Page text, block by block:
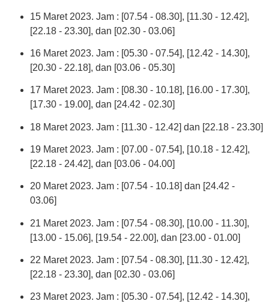
15 Maret 2023. Jam : [07.54 - 08.30], [11.30 - 12.42],
[22.18 - 23.30], dan [02.30 - 03.06]
16 Maret 2023. Jam : [05.30 - 07.54], [12.42 - 14.30],
[20.30 - 22.18], dan [03.06 - 05.30]
17 Maret 2023. Jam : [08.30 - 10.18], [16.00 - 17.30],
[17.30 - 19.00], dan [24.42 - 02.30]
18 Maret 2023. Jam : [11.30 - 12.42] dan [22.18 - 23.30]
19 Maret 2023. Jam : [07.00 - 07.54], [10.18 - 12.42],
[22.18 - 24.42], dan [03.06 - 04.00]
20 Maret 2023. Jam : [07.54 - 10.18] dan [24.42 -
03.06]
21 Maret 2023. Jam : [07.54 - 08.30], [10.00 - 11.30],
[13.00 - 15.06], [19.54 - 22.00], dan [23.00 - 01.00]
22 Maret 2023. Jam : [07.54 - 08.30], [11.30 - 12.42],
[22.18 - 23.30], dan [02.30 - 03.06]
23 Maret 2023. Jam : [05.30 - 07.54], [12.42 - 14.30],